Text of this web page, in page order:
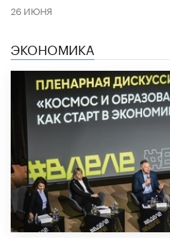
26 ИЮНЯ
ЭКОНОМИКА